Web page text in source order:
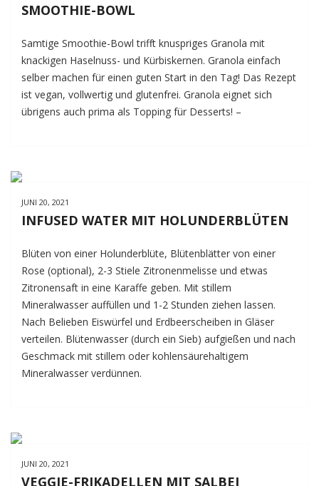
SMOOTHIE-BOWL
Samtige Smoothie-Bowl trifft knuspriges Granola mit
knackigen Haselnuss- und Kürbiskernen. Granola einfach
selber machen für einen guten Start in den Tag! Das Rezept
ist vegan, vollwertig und glutenfrei. Granola eignet sich
übrigens auch prima als Topping für Desserts! –
JUNI 20, 2021
INFUSED WATER MIT HOLUNDERBLÜTEN
Blüten von einer Holunderblüte, Blütenblätter von einer
Rose (optional), 2-3 Stiele Zitronenmelisse und etwas
Zitronensaft in eine Karaffe geben. Mit stillem
Mineralwasser auffüllen und 1-2 Stunden ziehen lassen.
Nach Belieben Eiswürfel und Erdbeerscheiben in Gläser
verteilen. Blütenwasser (durch ein Sieb) aufgießen und nach
Geschmack mit stillem oder kohlensäurehaltigem
Mineralwasser verdünnen.
JUNI 20, 2021
VEGGIE-FRIKADELLEN MIT SALBEI